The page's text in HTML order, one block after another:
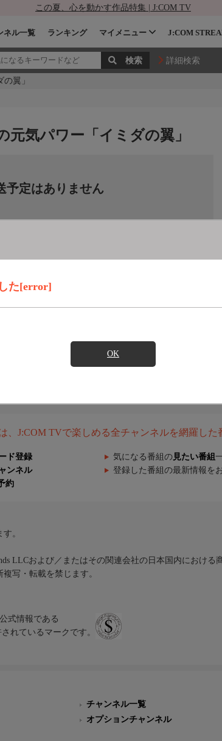
この夏、心を動かす作品特集 | J:COM TV
ネル一覧 ランキング マイメニュー J:COM
詳細検索
翼」
た[error]
OK
気パワー「イミダの翼」
予定はありません
、J:COM TVで楽しめる全チャンネルを網羅した
ド登録 気になる番組の 見たい番組
ンネル 登録した番組の最新情報を
約
。
LLCおよび／またはその関連会社の日本国内における
写・転載を禁じます。
式情報である
れているマークです。
チャンネル一覧
オプションチャンネル